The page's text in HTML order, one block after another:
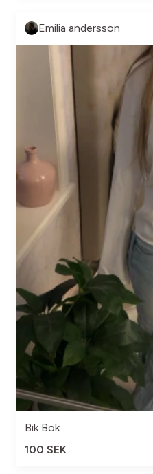
Emilia andersson
Bik Bok
100 SEK